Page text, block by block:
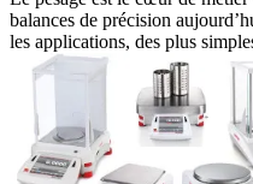
balances de précision
les applications, des plus